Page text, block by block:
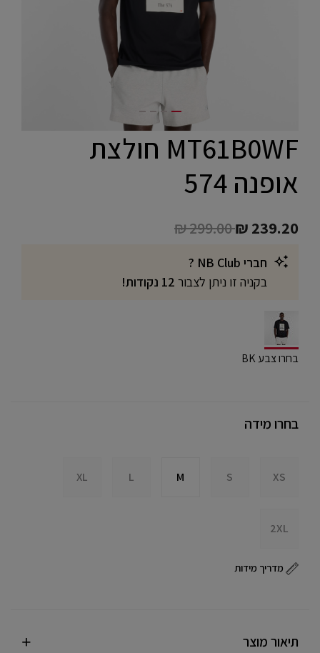
MT61B0WF חולצת
אופנה 574
Price reduced from
₪ 299.00to
₪ 239.20
חברי NB Club ?
בקניה זו ניתן לצבור
selected
בחרו צבע BK
בחרו מידה
XS
S
M
L
XL
2XL
מדריך מידות
תיאור מוצר